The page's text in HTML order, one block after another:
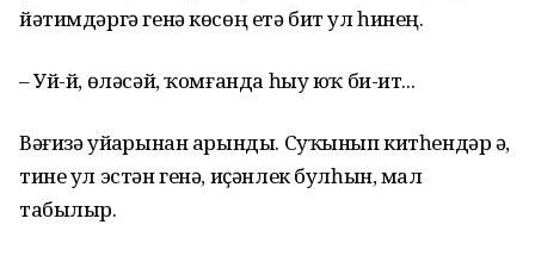
йәтимдәргә генә көсөң етә бит ул һинең.
– Уй-й, өләсәй, ҡомғанда һыу юҡ би-ит...
Вәғизә уйҙарынан арынды. Суҡынып китһендәр ҙә,
тине ул эстән генә, иҫәнлек булһын, мал
табылыр.